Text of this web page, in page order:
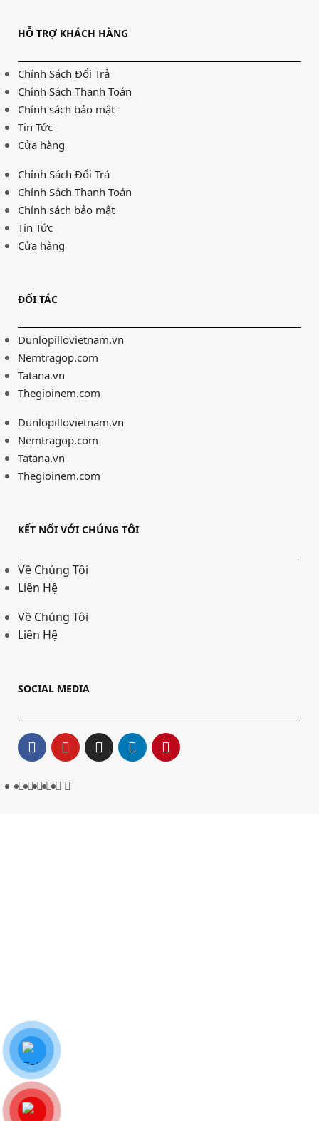
HỖ TRỢ KHÁCH HÀNG
Chính Sách Đổi Trả
Chính Sách Thanh Toán
Chính sách bảo mật
Tin Tức
Cửa hàng
Chính Sách Đổi Trả
Chính Sách Thanh Toán
Chính sách bảo mật
Tin Tức
Cửa hàng
ĐỐI TÁC
Dunlopillovietnam.vn
Nemtragop.com
Tatana.vn
Thegioinem.com
Dunlopillovietnam.vn
Nemtragop.com
Tatana.vn
Thegioinem.com
KẾT NỐI VỚI CHÚNG TÔI
Về Chúng Tôi
Liên Hệ
Về Chúng Tôi
Liên Hệ
SOCIAL MEDIA